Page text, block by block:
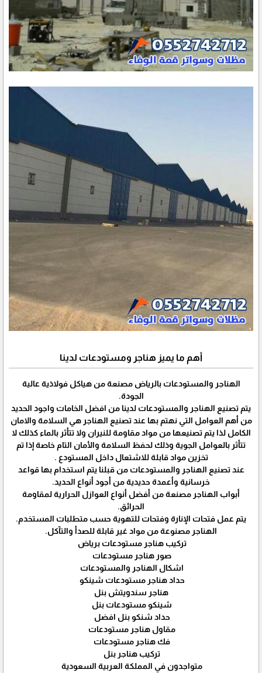
أهم ما يميز هناجر ومستودعات لدينا
الهناجر والمستودعات بالرياض مصنعة من هياكل فولاذية عالية
الجودة.
يتم تصنيع الهناجر والمستودعات لدينا من افضل الخامات واجود الحديد
من أهم العوامل التي نهتم بها عند تصنيع الهناجر هي السلامة والامان
الكامل لذا يتم تصنيعها من مواد مقاومة للنيران ولا تتأثر بالماء كذلك لا
تتأثر بالعوامل الجوية وذلك لحفظ السلامة والأمان التام خاصة إذا تم
تخزين مواد قابلة للاشتعال داخل المستودع .
عند تصنيع الهناجر والمستودعات من قبلنا يتم استخدام بها قواعد
خرسانية وأعمدة حديدية من أجود أنواع الحديد.
أبواب الهناجر مصنعة من أفضل أنواع العوازل الحرارية لمقاومة
الحرائق.
يتم عمل فتحات الإنارة وفتحات للتهوية حسب متطلبات المستخدم.
الهناجر مصنوعة من مواد غير قابلة للصدأ والتآكل.
تركيب هناجر مستودعات برياض
صور هناجر مستودعات
اشكال الهناجر والمستودعات
حداد هناجر مستودعات شينكو
هناجر سندويتش بنل
شينكو مستودعات بنل
حداد شنكو بنل افضل
مقاول هناجر مستودعات
فك هناجر مستودعات
تركيب هناجر بنل
متواجدون في المملكة العربية السعودية